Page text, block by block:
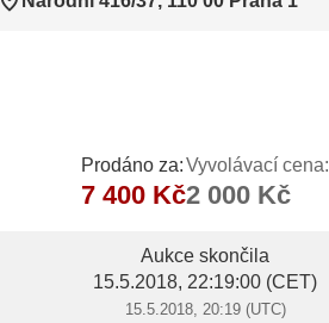
Prodáno za:
7 400 Kč
Vyvolávací cena:
2 000 Kč
Aukce skončila
15.5.2018, 22:19:00 (CET)
15.5.2018, 20:19 (UTC)